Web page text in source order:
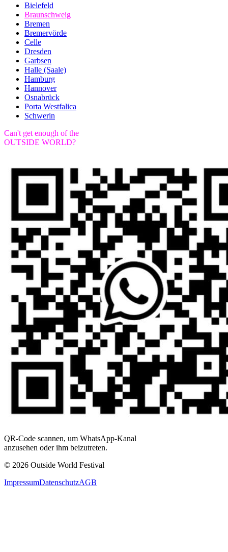
Bielefeld
Braunschweig
Bremen
Bremervörde
Celle
Dresden
Garbsen
Halle (Saale)
Hamburg
Hannover
Osnabrück
Porta Westfalica
Schwerin
Can't get enough of the
OUTSIDE WORLD?
QR-Code scannen, um WhatsApp-Kanal
anzusehen oder ihm beizutreten.
© 2026 Outside World Festival
ImpressumDatenschutzAGB